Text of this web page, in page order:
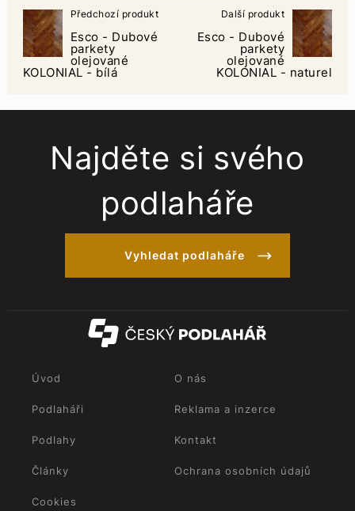
Předchozí produkt
Esco - Dubové
parkety
olejované
KOLONIAL - bílá
Další produkt
Esco - Dubové
parkety
olejované
KOLONIAL - naturel
Najděte si svého
podlaháře
Vyhledat podlaháře
Úvod O nás
Podlaháři Reklama a inzerce
Podlahy Kontakt
Články Ochrana osobních údajů
Cookies